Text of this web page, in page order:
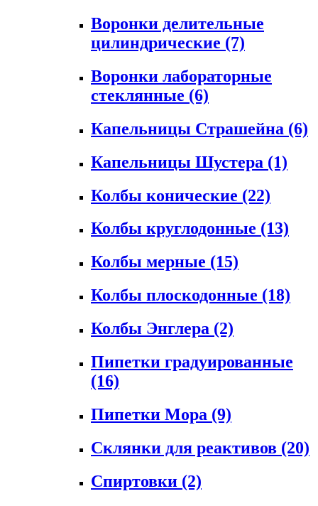
Воронки делительные
цилиндрические (7)
Воронки лабораторные
стеклянные (6)
Капельницы Страшейна (6)
Капельницы Шустера (1)
Колбы конические (22)
Колбы круглодонные (13)
Колбы мерные (15)
Колбы плоскодонные (18)
Колбы Энглера (2)
Пипетки градуированные
(16)
Пипетки Мора (9)
Склянки для реактивов (20)
Спиртовки (2)